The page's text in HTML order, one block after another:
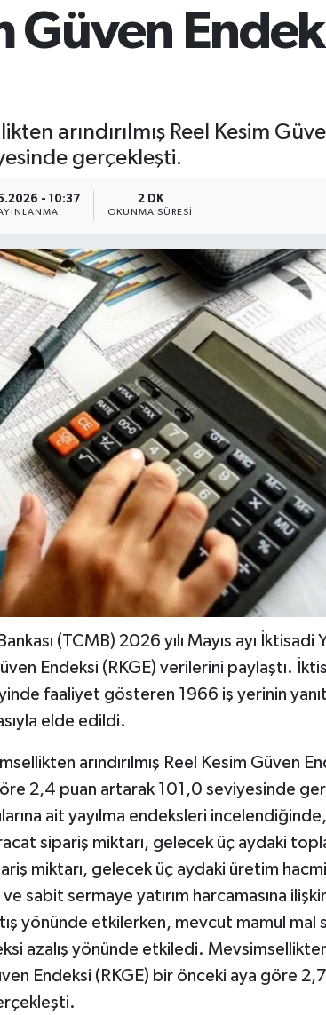
Güven
arındırılmış Reel Kesim
gerçekleşti.
- 10:37 2 DK
OKUNMA SÜRESI
(TCMB) 2026 yılı Mayıs ayı İktisadi
Endeksi (RKGE) verilerini paylaştı.
faaliyet gösteren 1966 iş yerinin
elde edildi.
arındırılmış Reel Kesim Güven
2,4 puan artarak 101,0 seviyesinde
ait yayılma endeksleri
sipariş miktarı, gelecek üç aydaki
miktarı, gelecek üç aydaki üretim
sabit sermaye yatırım harcamasına
yönünde etkilerken, mevcut mamul mal
azalış yönünde etkiledi.
Endeksi (RKGE) bir önceki aya göre